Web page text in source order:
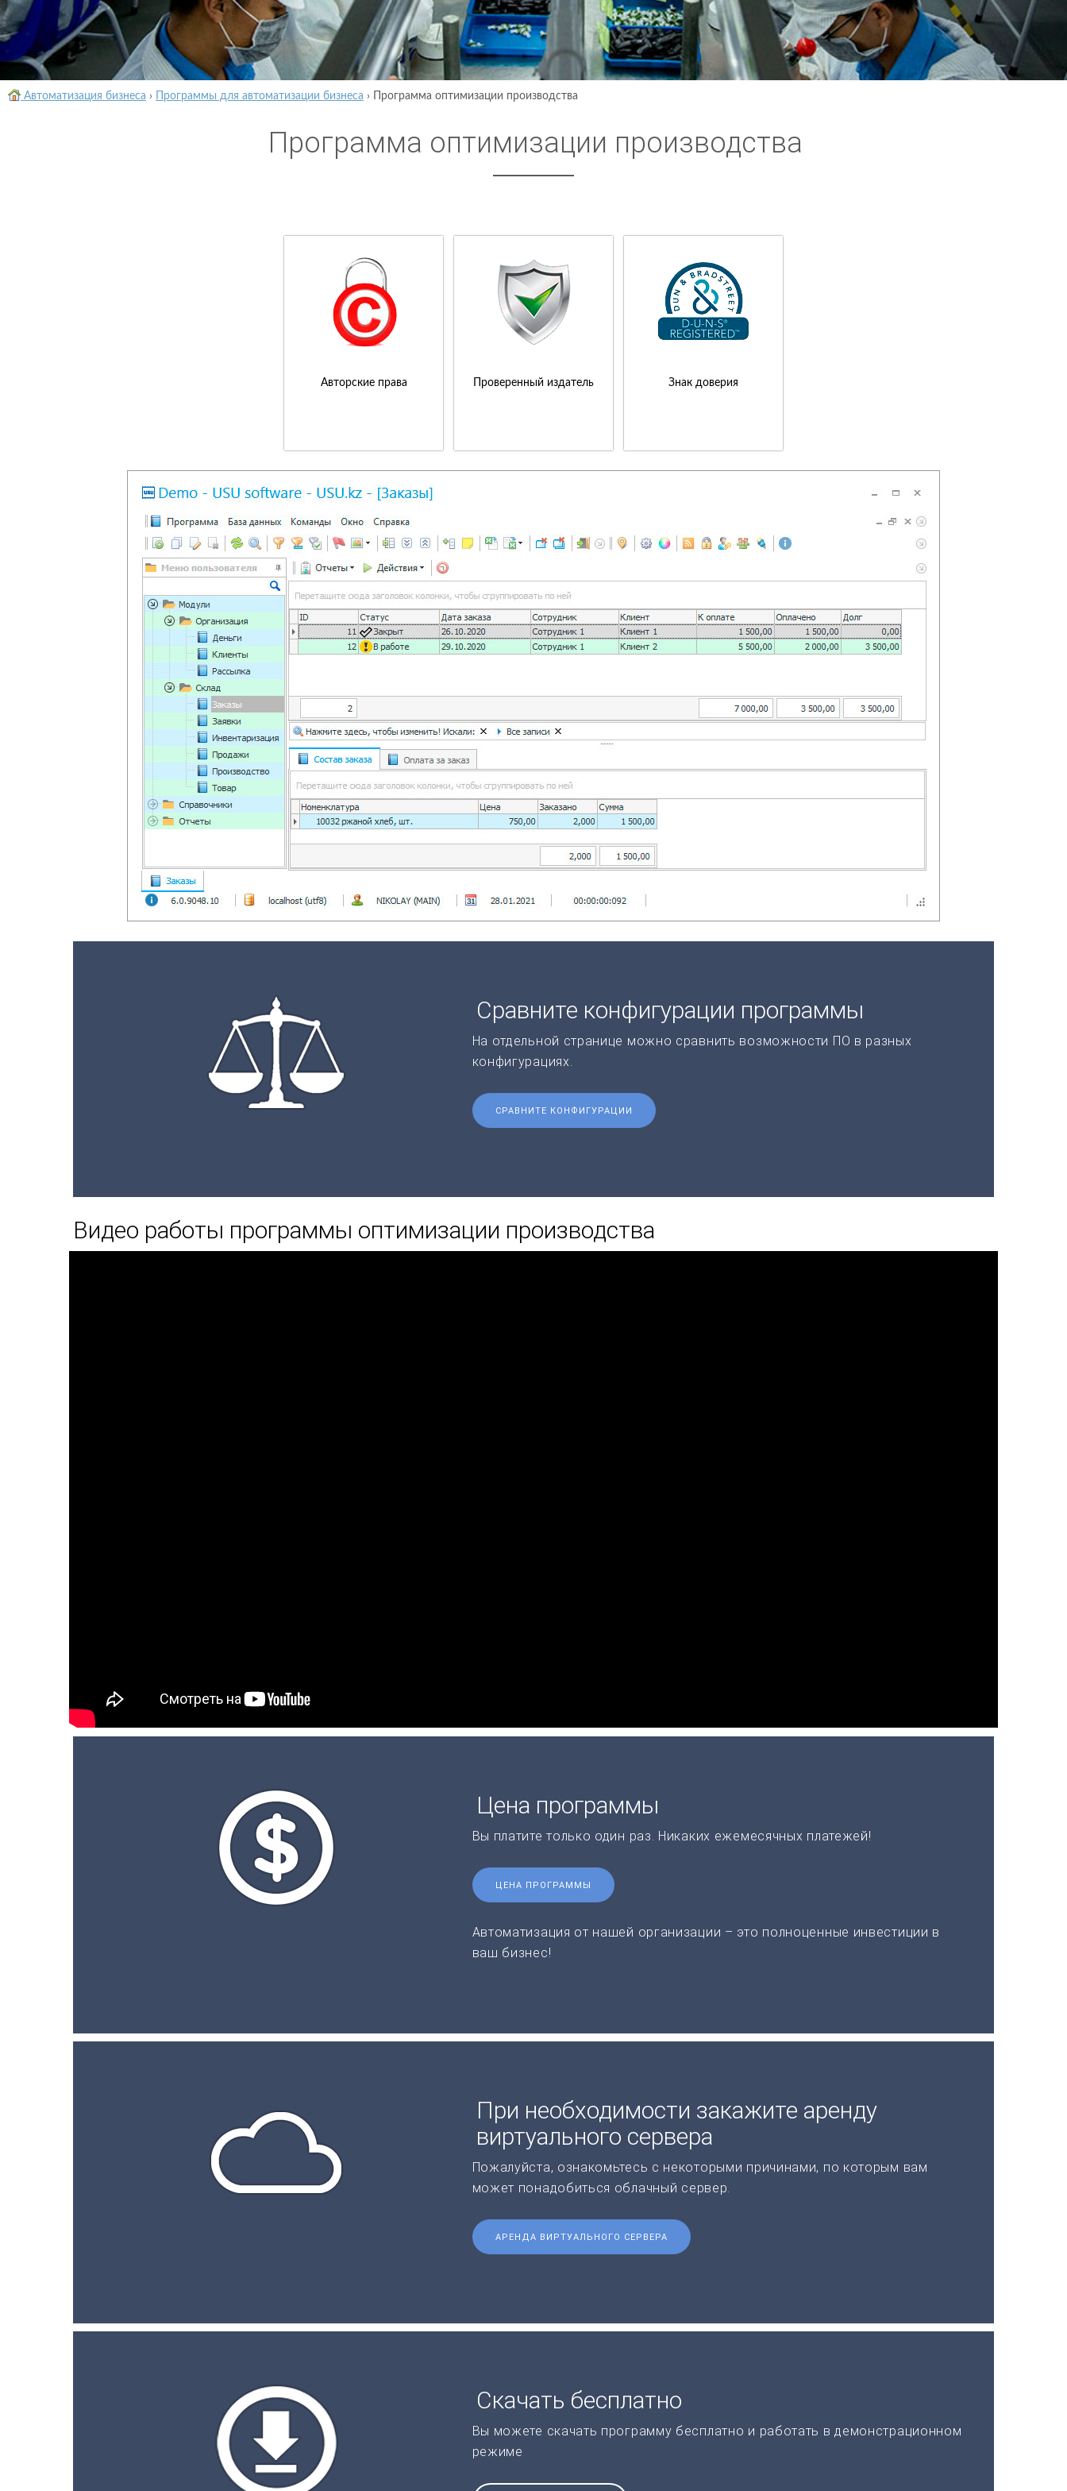
Автоматизация бизнеса › Программы для автоматизации бизнеса › Программа оптимизации производства
Программа оптимизации производства
Авторские права Проверенный издатель Знак доверия
Сравните конфигурации программы
На отдельной странице можно сравнить возможности ПО в разных
конфигурациях.
СРАВНИТЕ КОНФИГУРАЦИИ
Видео работы программы оптимизации производства
Цена программы
Вы платите только один раз. Никаких ежемесячных платежей!
ЦЕНА ПРОГРАММЫ
Автоматизация от нашей организации – это полноценные инвестиции в
ваш бизнес!
При необходимости закажите аренду
виртуального сервера
Пожалуйста, ознакомьтесь с некоторыми причинами, по которым вам
может понадобиться облачный сервер.
АРЕНДА ВИРТУАЛЬНОГО СЕРВЕРА
Скачать бесплатно
Вы можете скачать программу бесплатно и работать в демонстрационном
режиме